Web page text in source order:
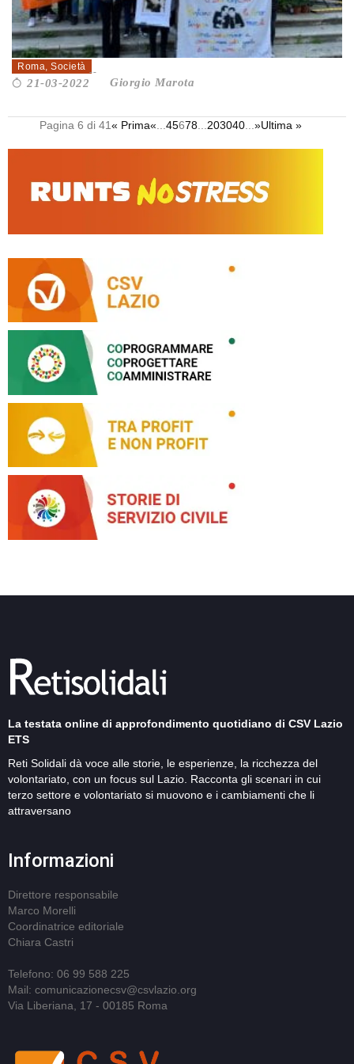
Roma, Società
“LA LOTTA ALLA MAFIA È GIOIA DI...
21-03-2022 Giorgio Marota
Pagina 6 di 41« Prima« 45678 203040 »Ultima »
La testata online di approfondimento quotidiano di CSV Lazio
ETS
Reti Solidali dà voce alle storie, le esperienze, la ricchezza del
volontariato, con un focus sul Lazio. Racconta gli scenari in cui
terzo settore e volontariato si muovono e i cambiamenti che li
attraversano
Informazioni
Direttore responsabile
Marco Morelli
Coordinatrice editoriale
Chiara Castri
Telefono: 06 99 588 225
Mail: comunicazionecsv@csvlazio.org
Via Liberiana, 17 - 00185 Roma